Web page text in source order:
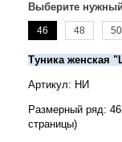
Выберите
46 48 50
Туника женская
Артикул: НИ
Размерный ряд:
страницы)